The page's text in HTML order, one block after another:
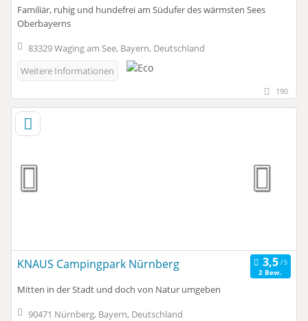
Familiär, ruhig und hundefrei am Südufer des wärmsten Sees
Oberbayerns
83329 Waging am See, Bayern, Deutschland
Weitere Informationen
190
KNAUS Campingpark Nürnberg
2 Bew.
Mitten in der Stadt und doch von Natur umgeben
90471 Nürnberg, Bayern, Deutschland